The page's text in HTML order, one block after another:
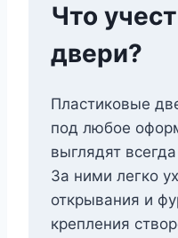
Что
двери?
Пластиковые
под любое
выглядят
За ними легко
открывания и
крепления